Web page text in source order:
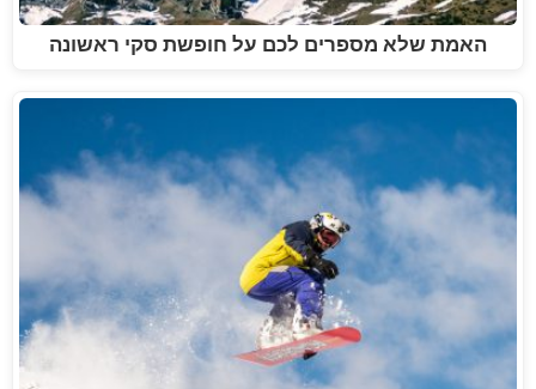
האמת שלא מספרים לכם על חופשת סקי ראשונה